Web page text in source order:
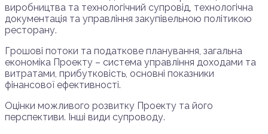
виробництва та технологічний супровід, технологічна
документація та управління закупівельною політикою
ресторану.
Грошові потоки та податкове планування, загальна
економіка Проекту – система управління доходами та
витратами, прибутковість, основні показники
фінансової ефективності.
Оцінки можливого розвитку Проекту та його
перспективи. Інші види супроводу.